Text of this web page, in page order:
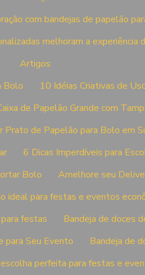
com bandejas de papelão
melhoram a experiência
Artigos
Bolo
10 Idéias Criativas de
de Papelão Grande com
Prato de Papelão para Bolo em
6 Dicas Imperdíveis para
Bolo
Amelhore seu
ideal para festas e eventos
festas
Bandeja de doces
para Seu Evento
Bandeja de
perfeita para festas e